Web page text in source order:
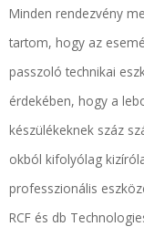
Minden rendezvény
tartom, hogy az
passzoló technikai
érdekében, hogy a
készülékeknek száz
okból kifolyólag
professzionális
RCF és db